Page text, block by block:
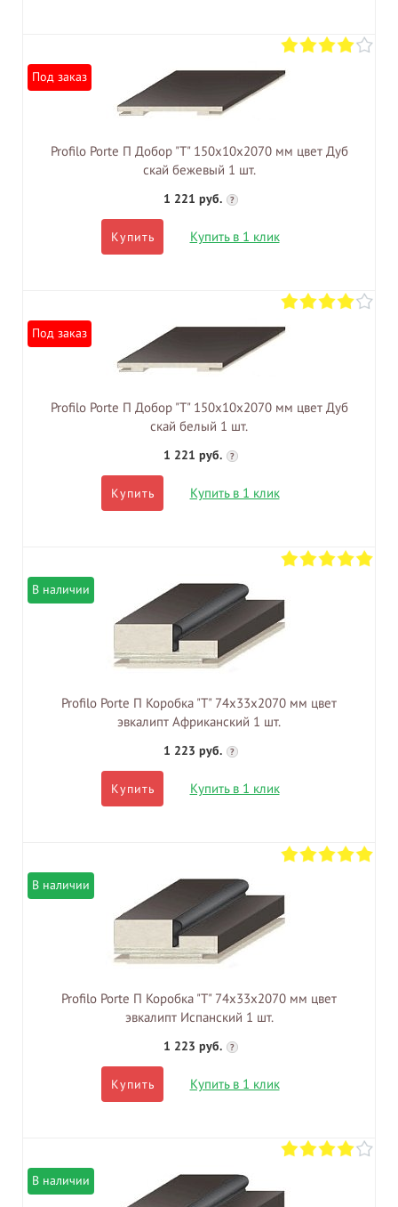
Под заказ
Profilo Porte П Добор "Т" 150х10х2070 мм цвет Дуб
скай бежевый 1 шт.
1 221 руб. ?
Купить Купить в 1 клик
Под заказ
Profilo Porte П Добор "Т" 150х10х2070 мм цвет Дуб
скай белый 1 шт.
1 221 руб. ?
Купить Купить в 1 клик
В наличии
Profilo Porte П Коробка "Т" 74х33х2070 мм цвет
эвкалипт Африканский 1 шт.
1 223 руб. ?
Купить Купить в 1 клик
В наличии
Profilo Porte П Коробка "Т" 74х33х2070 мм цвет
эвкалипт Испанский 1 шт.
1 223 руб. ?
Купить Купить в 1 клик
В наличии